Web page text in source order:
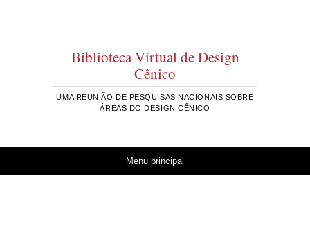
Biblioteca Virtual de Design
Cênico
UMA REUNIÃO DE PESQUISAS NACIONAIS SOBRE
ÁREAS DO DESIGN CÊNICO
Menu principal